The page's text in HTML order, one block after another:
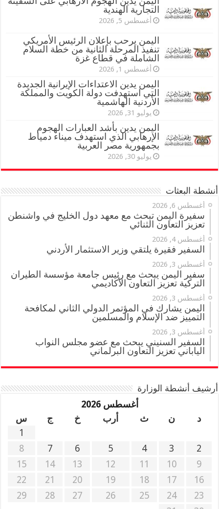
التجارية الهندية
أغسطس 5, 2026
اليمن يرحب بإعلان الرئيس الأمريكي
تنفيذ المرحلة الثانية من خطة السلام
الشاملة في قطاع غزة
أغسطس 1, 2026
اليمن يدين الاعتداءات الإيرانية الجديدة
التي استهدفت دولة الكويت والمملكة
الأردنية الهاشمية
يوليو 31, 2026
اليمن يدين بأشد العبارات الهجوم
الإرهابي الذي استهدف ميناء دمياط
بجمهورية مصر العربية
يوليو 30, 2026
أنشطة البعثات
أغسطس 6, 2026
سفيرة اليمن تبحث مع معهد دول الخليج في واشنطن
تعزيز التعاون الثنائي
أغسطس 4, 2026
السفير فقيرة يلتقي وزير الاستثمار الأردني
أغسطس 3, 2026
سفير اليمن يبحث مع رئيس جامعة مؤسسة الطيران
التركية تعزيز التعاون الأكاديمي
أغسطس 3, 2026
اليمن يشارك في المؤتمر الدولي الثاني لمكافحة
التمييز ضد الإسلام والمسلمين
أغسطس 3, 2026
السفير السنيني يبحث مع عضو مجلس النواب
الياباني تعزيز التعاون البرلماني
أرشيف أنشطة الوزارة
أغسطس 2026
د
ن ث أرب خ ج
س
1
2
3
4
5
6
7
8
9
10
11
12
13
14
15
16
17
18
19
20
21
22
23
24
25
26
27
28
29